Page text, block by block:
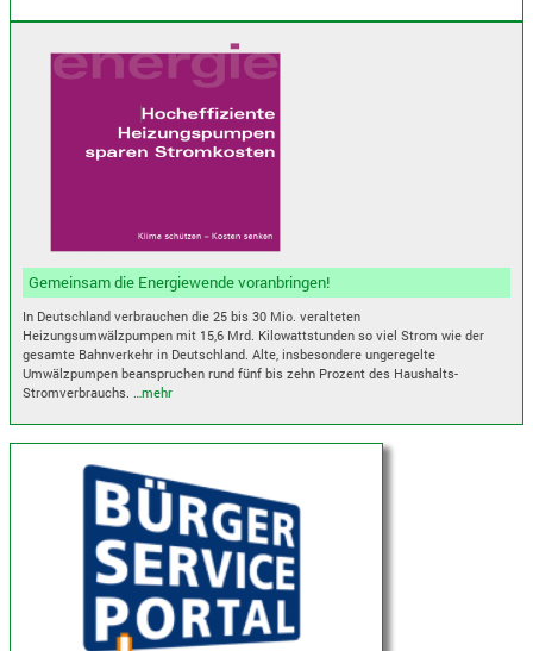
Gemeinsam die Energiewende voranbringen!
In Deutschland verbrauchen die 25 bis 30 Mio. veralteten
Heizungsumwälzpumpen mit 15,6 Mrd. Kilowattstunden so viel Strom wie der
gesamte Bahnverkehr in Deutschland. Alte, insbesondere ungeregelte
Umwälzpumpen beanspruchen rund fünf bis zehn Prozent des Haushalts-
Stromverbrauchs.
…mehr